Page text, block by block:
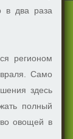
в два раза
регионом
Само
здесь
полный
овощей в